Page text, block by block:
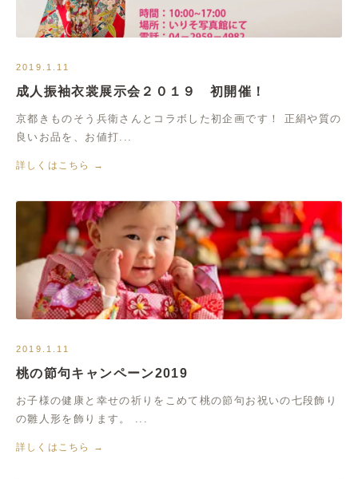
2019.1.11
成人振袖衣裳展示会２０１９ 初開催！
京都きものそう兵衛さんとコラボした初企画です！ 正絹や質の
良いお品を、お値打...
詳しくはこちら →
2019.1.11
桃の節句キャンペーン2019
お子様の健康と幸せの祈りをこめて桃の節句お祝いの七段飾り
の雛人形を飾ります。 ...
詳しくはこちら →